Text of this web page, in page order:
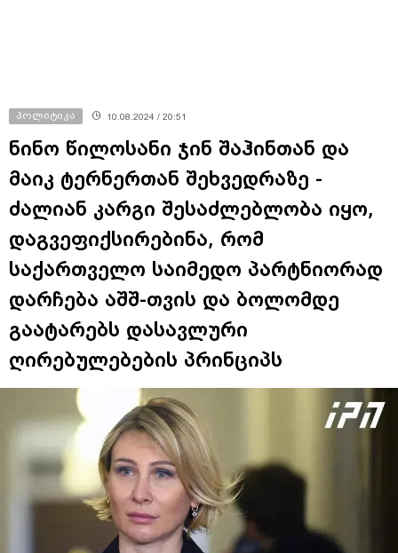
პოლიტიკა 10.08.2024 / 20:51
ნინო წილოსანი ჯინ შაჰინთან და
მაიკ ტერნერთან შეხვედრაზე -
ძალიან კარგი შესაძლებლობა იყო,
დაგვეფიქსირებინა, რომ
საქართველო საიმედო პარტნიორად
დარჩება აშშ-თვის და ბოლომდე
გაატარებს დასავლური
ღირებულებების პრინციპს